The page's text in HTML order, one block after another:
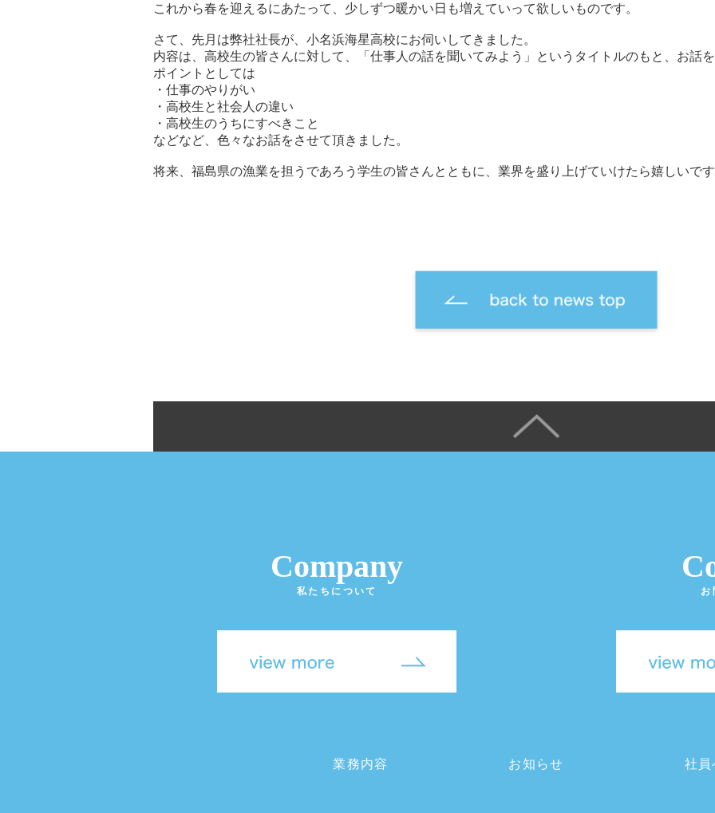
これから春を迎えるにあたって、少しずつ暖かい日も増えていって欲しいものです。
さて、先月は弊社社長が、小名浜海星高校にお伺いしてきました。
内容は、高校生の皆さんに対して、「仕事人の話を聞いてみよう」というタイトルのもと、お話
ポイントとしては
・仕事のやりがい
・高校生と社会人の違い
・高校生のうちにすべきこと
などなど、色々なお話をさせて頂きました。
将来、福島県の漁業を担うであろう学生の皆さんとともに、業界を盛り上げていけたら嬉しいで
Company
私たちについて お
業務内容 お知らせ 社員